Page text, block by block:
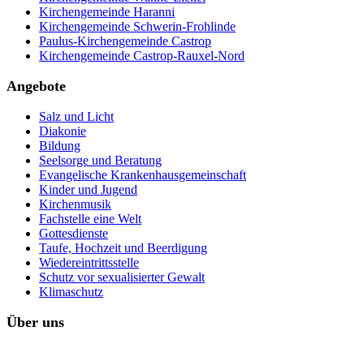
Kirchengemeinde Haranni
Kirchengemeinde Schwerin-Frohlinde
Paulus-Kirchengemeinde Castrop
Kirchengemeinde Castrop-Rauxel-Nord
Angebote
Salz und Licht
Diakonie
Bildung
Seelsorge und Beratung
Evangelische Krankenhausgemeinschaft
Kinder und Jugend
Kirchenmusik
Fachstelle eine Welt
Gottesdienste
Taufe, Hochzeit und Beerdigung
Wiedereintrittsstelle
Schutz vor sexualisierter Gewalt
Klimaschutz
Über uns